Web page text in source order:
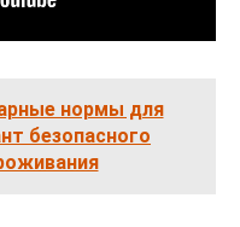
нормы для
безопасного